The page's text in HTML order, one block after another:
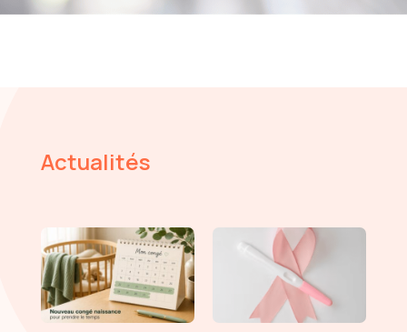
Actualités